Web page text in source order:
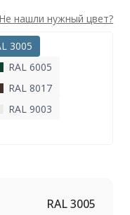
Не нашли нужный цвет?
3005
RAL 6005
RAL 8017
RAL 9003
RAL 3005